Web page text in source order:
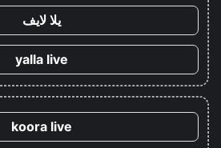
يلا لايف
yalla live
koora live